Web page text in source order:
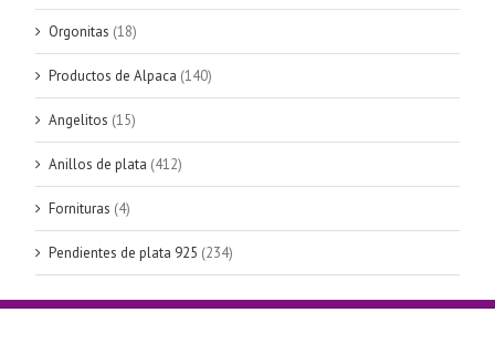
Orgonitas (18)
Productos de Alpaca (140)
Angelitos (15)
Anillos de plata (412)
Fornituras (4)
Pendientes de plata 925 (234)